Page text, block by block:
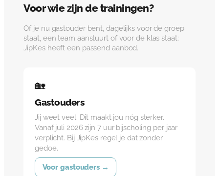
Voor wie zijn de trainingen?
Of je nu gastouder bent, dagelijks voor de groep
staat, een team aanstuurt of voor de klas staat:
JipKes heeft een passend aanbod.
🏡
Gastouders
Jij weet veel. Dit maakt jou nóg sterker.
Vanaf juli 2026 zijn 7 uur bijscholing per jaar
verplicht. Bij JipKes regel je dat zonder
gedoe.
Voor gastouders →